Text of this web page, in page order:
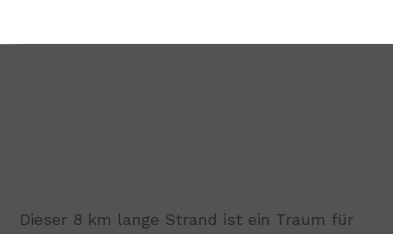
Dieser 8 km lange Strand ist ein Traum für